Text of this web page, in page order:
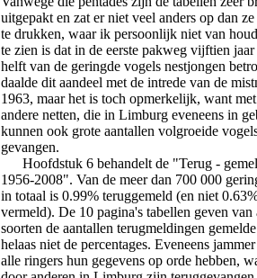
uitgepakt en zat er niet veel anders op dan
te drukken, waar ik persoonlijk niet van
te zien is dat in de eerste pakweg vijftien jaar
helft van de geringde vogels nestjongen
daalde dit aandeel met de intrede van de
1963, maar het is toch opmerkelijk, want
andere netten, die in Limburg eveneens in
kunnen ook grote aantallen volgroeide
gevangen.
Hoofdstuk 6 behandelt de "Terug -
1956-2008". Van de meer dan 700 000
in totaal is 0.99% teruggemeld (en niet
vermeld). De 10 pagina's tabellen geven van
soorten de aantallen terugmeldingen
helaas niet de percentages. Eveneens
alle ringers hun gegevens op orde hebben,